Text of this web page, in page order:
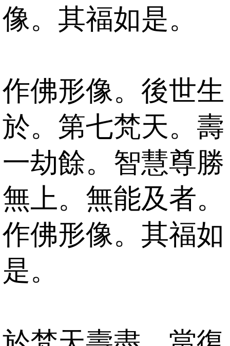
像。其福如是。
作佛形像。後世生
於。第七梵天。壽
一劫餘。智慧尊勝
無上。無能及者。
作佛形像。其福如
是。